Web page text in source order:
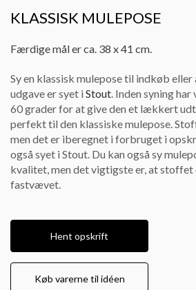
KLASSISK MULEPOSE
Færdige mål er ca. 38 x 41 cm.
Sy en klassisk mulepose til indkøb
udgave er syet i Stout. Inden syning
60 grader for at give den et lækkert
perfekt til den klassiske mulepose.
men det er iberegnet i forbruget i
også syet i Stout. Du kan også sy
kvalitet, men det vigtigste er, at
fastvævet.
Hent opskrift
Køb varerne til idéen